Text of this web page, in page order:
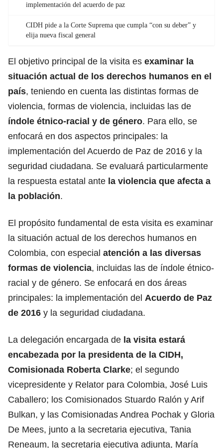
implementación del acuerdo de paz
CIDH pide a la Corte Suprema que cumpla “con su deber” y
elija nueva fiscal general
El objetivo principal de la visita es examinar la
situación actual de los derechos humanos en el
país, teniendo en cuenta las distintas formas de
violencia, formas de violencia, incluidas las de
índole étnico-racial y de género. Para ello, se
enfocará en dos aspectos principales: la
implementación del Acuerdo de Paz de 2016 y la
seguridad ciudadana. Se evaluará particularmente
la respuesta estatal ante la violencia que afecta a
la población.
El propósito fundamental de esta visita es examinar
la situación actual de los derechos humanos en
Colombia, con especial atención a las diversas
formas de violencia, incluidas las de índole étnico-
racial y de género. Se enfocará en dos áreas
principales: la implementación del Acuerdo de Paz
de 2016 y la seguridad ciudadana.
La delegación encargada de la visita estará
encabezada por la presidenta de la CIDH,
Comisionada Roberta Clarke; el segundo
vicepresidente y Relator para Colombia, José Luis
Caballero; los Comisionados Stuardo Ralón y Arif
Bulkan, y las Comisionadas Andrea Pochak y Gloria
De Mees, junto a la secretaria ejecutiva, Tania
Reneaum, la secretaria ejecutiva adjunta, María